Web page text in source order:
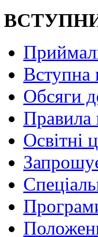
Вступна
Обсяги
Правила
Освітні